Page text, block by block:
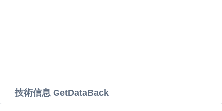
技術信息 GetDataBack